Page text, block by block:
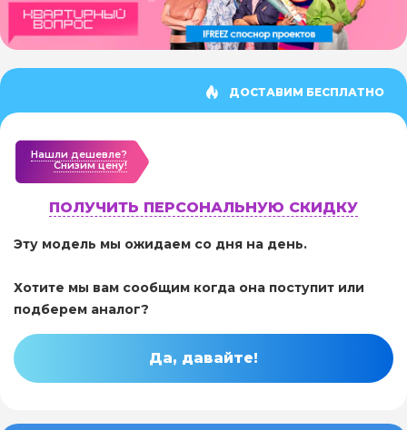
ДОСТАВИМ БЕСПЛАТНО
Нашли дешевле?
Cнизим цену!
ПОЛУЧИТЬ ПЕРСОНАЛЬНУЮ СКИДКУ
Эту модель мы ожидаем со дня на день.
Хотите мы вам сообщим когда она поступит или
подберем аналог?
Да, давайте!